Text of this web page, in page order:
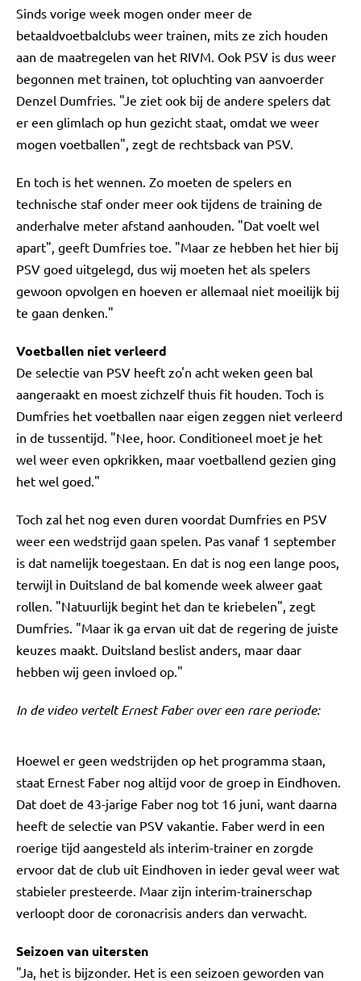
Sinds vorige week mogen onder meer de
betaaldvoetbalclubs weer trainen, mits ze zich houden
aan de maatregelen van het RIVM. Ook PSV is dus weer
begonnen met trainen, tot opluchting van aanvoerder
Denzel Dumfries. "Je ziet ook bij de andere spelers dat
er een glimlach op hun gezicht staat, omdat we weer
mogen voetballen", zegt de rechtsback van PSV.
En toch is het wennen. Zo moeten de spelers en
technische staf onder meer ook tijdens de training de
anderhalve meter afstand aanhouden. "Dat voelt wel
apart", geeft Dumfries toe. "Maar ze hebben het hier bij
PSV goed uitgelegd, dus wij moeten het als spelers
gewoon opvolgen en hoeven er allemaal niet moeilijk bij
te gaan denken."
Voetballen niet verleerd
De selectie van PSV heeft zo'n acht weken geen bal
aangeraakt en moest zichzelf thuis fit houden. Toch is
Dumfries het voetballen naar eigen zeggen niet verleerd
in de tussentijd. "Nee, hoor. Conditioneel moet je het
wel weer even opkrikken, maar voetballend gezien ging
het wel goed."
Toch zal het nog even duren voordat Dumfries en PSV
weer een wedstrijd gaan spelen. Pas vanaf 1 september
is dat namelijk toegestaan. En dat is nog een lange poos,
terwijl in Duitsland de bal komende week alweer gaat
rollen. "Natuurlijk begint het dan te kriebelen", zegt
Dumfries. "Maar ik ga ervan uit dat de regering de juiste
keuzes maakt. Duitsland beslist anders, maar daar
hebben wij geen invloed op."
In de video vertelt Ernest Faber over een rare periode:
Hoewel er geen wedstrijden op het programma staan,
staat Ernest Faber nog altijd voor de groep in Eindhoven.
Dat doet de 43-jarige Faber nog tot 16 juni, want daarna
heeft de selectie van PSV vakantie. Faber werd in een
roerige tijd aangesteld als interim-trainer en zorgde
ervoor dat de club uit Eindhoven in ieder geval weer wat
stabieler presteerde. Maar zijn interim-trainerschap
verloopt door de coronacrisis anders dan verwacht.
Seizoen van uitersten
"Ja, het is bijzonder. Het is een seizoen geworden van